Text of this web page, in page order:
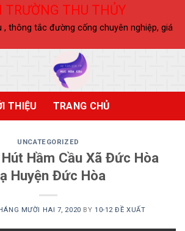
TRƯỜNG THU THỦY
, thông tắc đường cống chuyên nghiệp, giá
THIỆU TRANG CHỦ
UNCATEGORIZED
Hầm Cầu Xã Đức Hòa
Huyện Đức Hòa
MƯỜI HAI 7, 2020 BY 10-12 ĐỀ XUẤT